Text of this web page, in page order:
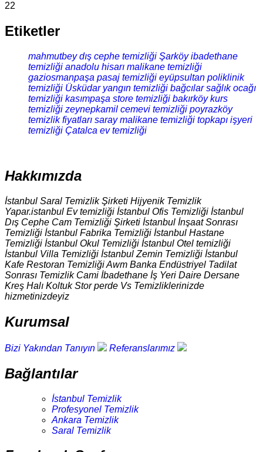
22
Etiketler
mahmutbey dış cephe temizliği Şarköy ibadethane
temizliği anadolu hisarı malikane temizliği
gaziosmanpaşa pasaj temizliği eyüpsultan poliklinik
temizliği Üsküdar yangın temizliği bağcılar sağlık ocağı
temizliği kasımpaşa store temizliği bakırköy kurs
temizliği zeynepkamil cemevi temizliği poyrazköy
temizlik fiyatları saray malikane temizliği topkapı işyeri
temizliği Çatalca ev temizliği
Hakkımızda
İstanbul Saral Temizlik Şirketi Hijyenik Temizlik
Yapar.istanbul Ev temizliği İstanbul Ofis Temizliği İstanbul
Dış Cephe Cam Temizliği Şirketi İstanbul İnşaat Sonrası
Temizliği İstanbul Fabrika Temizliği İstanbul Hastane
Temizliği İstanbul Okul Temizliği İstanbul Otel temizliği
İstanbul Villa Temizliği İstanbul Zemin Temizliği İstanbul
Kafe Restoran Temizliği Awm Banka Endüstriyel Tadilat
Sonrası Temizlik Cami İbadethane İş Yeri Daire Dersane
Kreş Halı Koltuk Stor perde Vs Temizliklerinizde
hizmetinizdeyiz
Kurumsal
Bizi Yakından Tanıyın Referanslarımız
Bağlantılar
İstanbul Temizlik
Profesyonel Temizlik
Ankara Temizlik
Saral Temizlik